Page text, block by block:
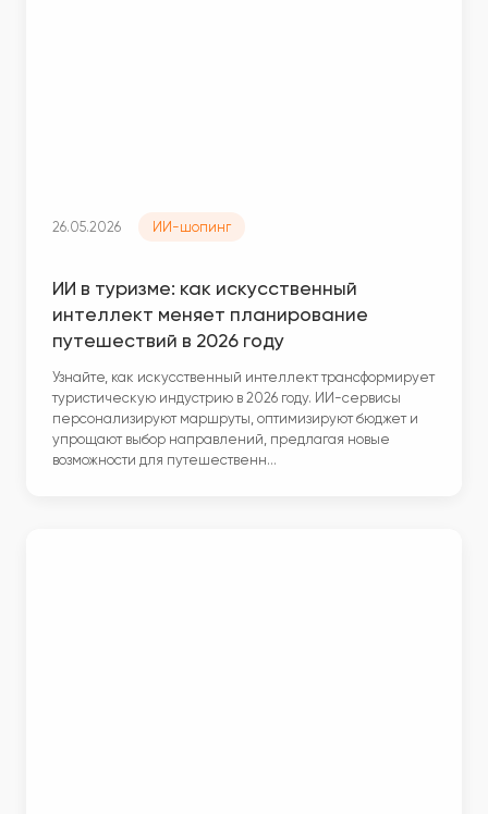
26.05.2026 ИИ-шопинг
ИИ в туризме: как искусственный
интеллект меняет планирование
путешествий в 2026 году
Узнайте, как искусственный интеллект трансформирует
туристическую индустрию в 2026 году. ИИ-сервисы
персонализируют маршруты, оптимизируют бюджет и
упрощают выбор направлений, предлагая новые
возможности для путешественн…